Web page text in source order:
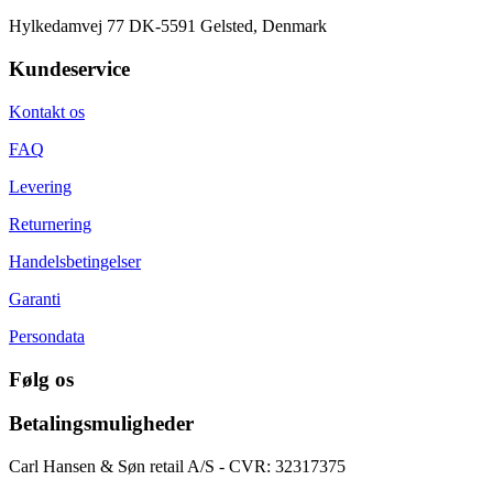
Hylkedamvej 77 DK-5591 Gelsted, Denmark
Kundeservice
Kontakt os
FAQ
Levering
Returnering
Handelsbetingelser
Garanti
Persondata
Følg os
Betalingsmuligheder
Carl Hansen & Søn retail A/S - CVR: 32317375